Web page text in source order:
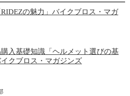
の魅力」バイクブロス・マガ
入基礎知識「ヘルメット選びの基
クブロス・マガジンズ